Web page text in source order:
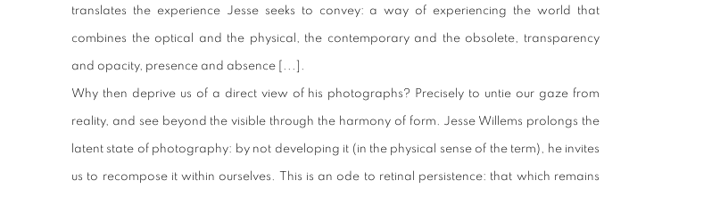
translates the experience Jesse seeks to convey: a way of experiencing the world that
combines the optical and the physical, the contemporary and the obsolete, transparency
and opacity, presence and absence [...].
Why then deprive us of a direct view of his photographs? Precisely to untie our gaze from
reality, and see beyond the visible through the harmony of form. Jesse Willems prolongs the
latent state of photography: by not developing it (in the physical sense of the term), he invites
us to recompose it within ourselves. This is an ode to retinal persistence: that which remains